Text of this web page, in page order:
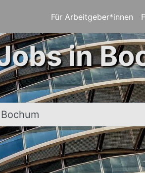
Für Arbeitgeber*innen
in
Stadt